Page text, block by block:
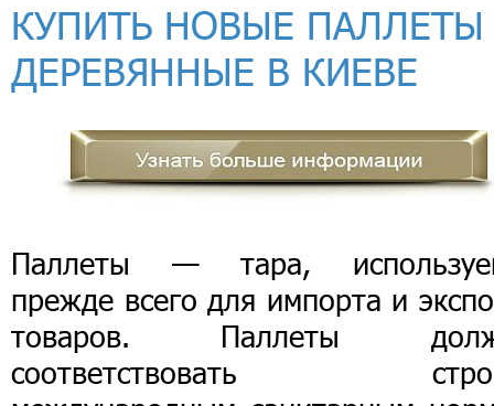
КУПИТЬ НОВЫЕ ПАЛЛЕТЫ
ДЕРЕВЯННЫЕ В КИЕВЕ
Паллеты — тара,
прежде всего для импорта и
товаров. Паллеты
соответствовать